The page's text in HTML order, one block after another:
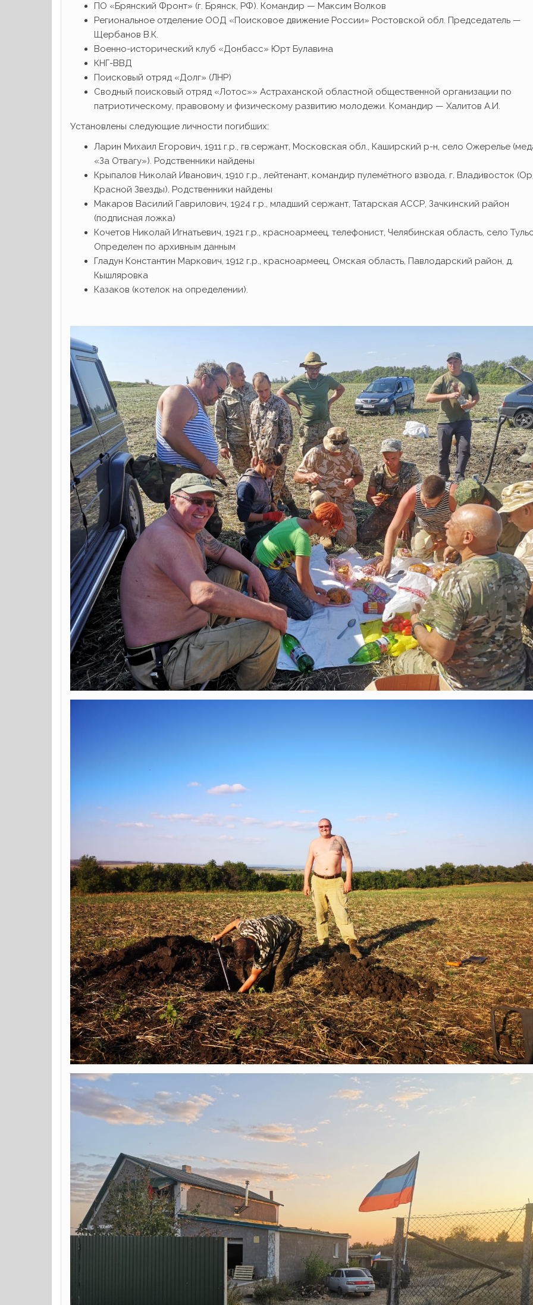
ПО «Брянский Фронт» (г. Брянск, РФ). Командир — Максим Волков
Региональное отделение ООД «Поисковое движение России» Ростовской обл. Председатель —
Щербанов В.К.
Военно-исторический клуб «Донбасс» Юрт Булавина
КНГ-ВВД
Поисковый отряд «Долг» (ЛНР)
Сводный поисковый отряд «Лотос»» Астраханской областной общественной организации по
патриотическому, правовому и физическому развитию молодежи. Командир — Халитов А.И.
Установлены следующие личности погибших:
Ларин Михаил Егорович, 1911 г.р., гв.сержант, Московская обл., Каширский р-н, село Ожерелье
«За Отвагу»). Родственники найдены
Крыпалов Николай Иванович, 1910 г.р., лейтенант, командир пулемётного взвода, г. Владивосток
Красной Звезды). Родственники найдены
Макаров Василий Гаврилович, 1924 г.р., младший сержант, Татарская АССР, Зачкинский район
(подписная ложка)
Кочетов Николай Игнатьевич, 1921 г.р., красноармеец, телефонист, Челябинская область, село
Определен по архивным данным
Гладун Константин Маркович, 1912 г.р., красноармеец, Омская область, Павлодарский район, д.
Кышляровка
Казаков (котелок на определении).